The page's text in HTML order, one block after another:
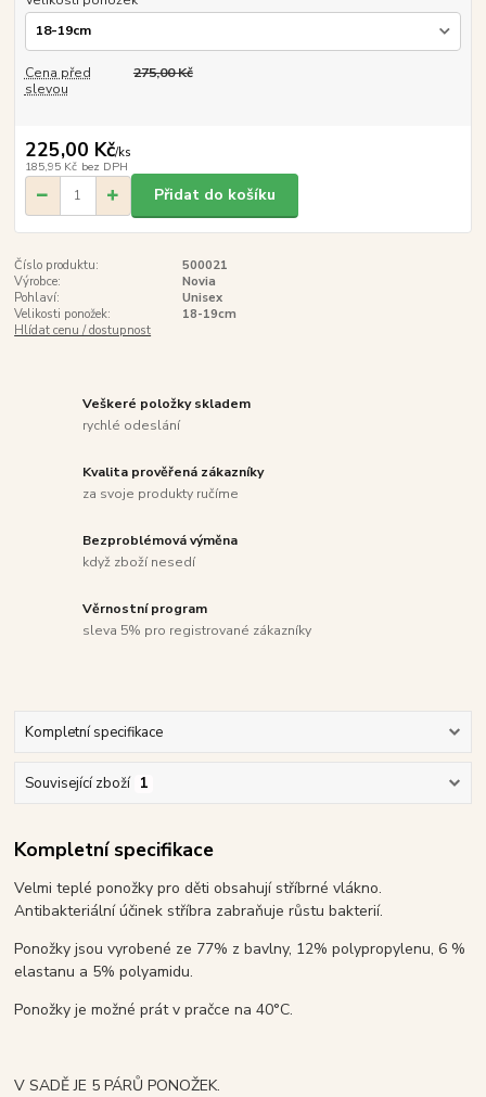
Cena před
slevou
275,00 Kč
225,00 Kč/ks
185,95 Kč bez DPH
Přidat do košíku
Číslo produktu:
500021
Výrobce:
Novia
Pohlaví:
Unisex
Velikosti ponožek:
18-19cm
Hlídat cenu / dostupnost
Veškeré položky skladem
rychlé odeslání
Kvalita prověřená zákazníky
za svoje produkty ručíme
Bezproblémová výměna
když zboží nesedí
Věrnostní program
sleva 5% pro registrované zákazníky
Kompletní specifikace
Související zboží 1
Kompletní specifikace
Velmi teplé ponožky pro děti obsahují stříbrné vlákno.
Antibakteriální účinek stříbra zabraňuje růstu bakterií.
Ponožky jsou vyrobené ze 77% z bavlny, 12% polypropylenu, 6 %
elastanu a 5% polyamidu.
Ponožky je možné prát v pračce na 40°C.
V SADĚ JE 5 PÁRŮ PONOŽEK.